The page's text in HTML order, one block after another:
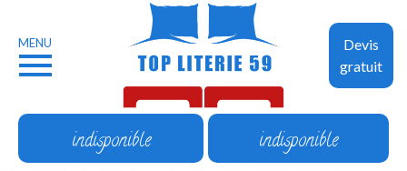
Devis
gratuit
MENU
indisponible indisponible